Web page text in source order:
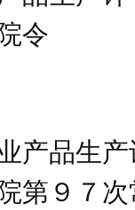
令
产品生
第９７